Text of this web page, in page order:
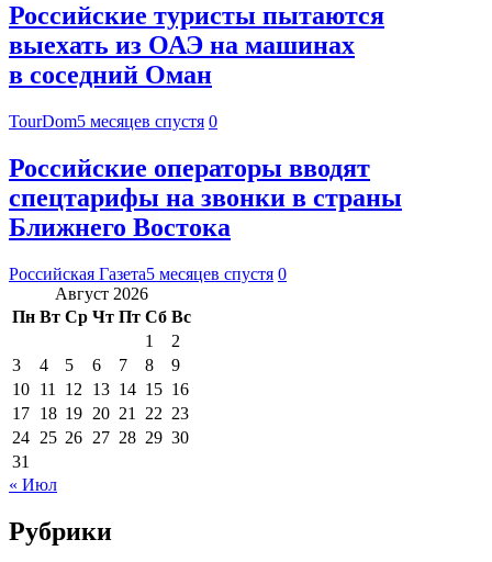
Российские туристы пытаются
выехать из ОАЭ на машинах
в соседний Оман
TourDom5 месяцев спустя 0
Российские операторы вводят
спецтарифы на звонки в страны
Ближнего Востока
Российская Газета5 месяцев спустя 0
Август 2026
Пн Вт Ср Чт Пт Сб Вс
1
2
3
4 5 6 7 8
9
10 11 12 13 14 15 16
17 18 19 20 21 22 23
24 25 26 27 28 29 30
31
« Июл
Рубрики